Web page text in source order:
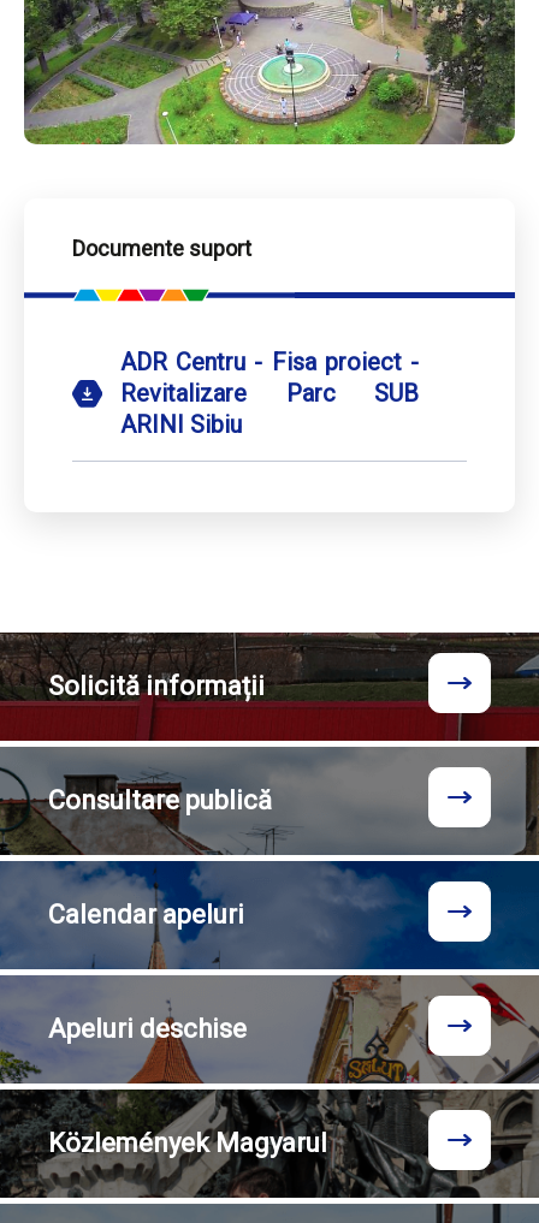
Documente suport
ADR Centru - Fisa proiect -
Revitalizare Parc SUB
ARINI Sibiu
Solicităinformații
Consultarepublică
Calendarapeluri
Apeluri deschise
KözleményekMagyarul